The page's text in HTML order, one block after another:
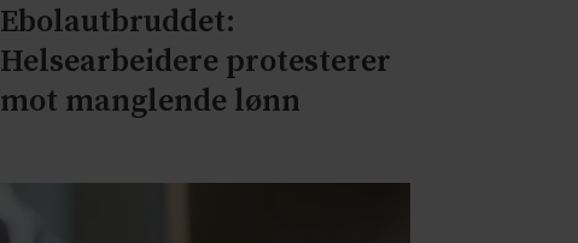
Ebolautbruddet:
Helsearbeidere protesterer
mot manglende lønn